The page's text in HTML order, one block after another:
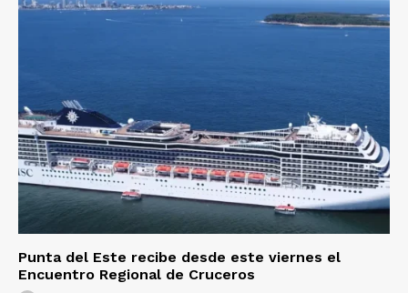
Punta del Este recibe desde este viernes el
Encuentro Regional de Cruceros